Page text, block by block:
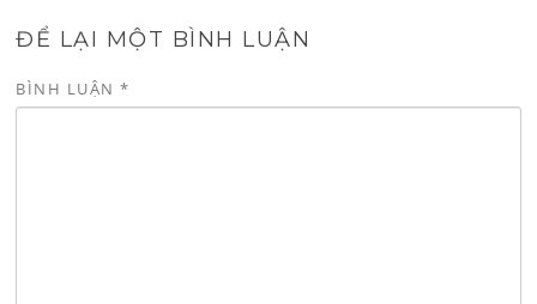
ĐỂ LẠI MỘT BÌNH LUẬN
BÌNH LUẬN*